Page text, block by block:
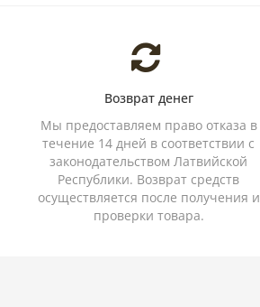
Возврат денег
Мы предоставляем право отказа в
течение 14 дней в соответствии с
законодательством Латвийской
Республики. Возврат средств
осуществляется после получения и
проверки товара.